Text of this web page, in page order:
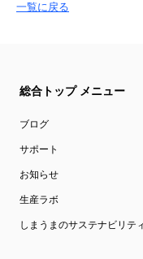
一覧に戻る
総合トップ メニュー
ブログ
サポート
お知らせ
生産ラボ
しまうまのサステナビリテ